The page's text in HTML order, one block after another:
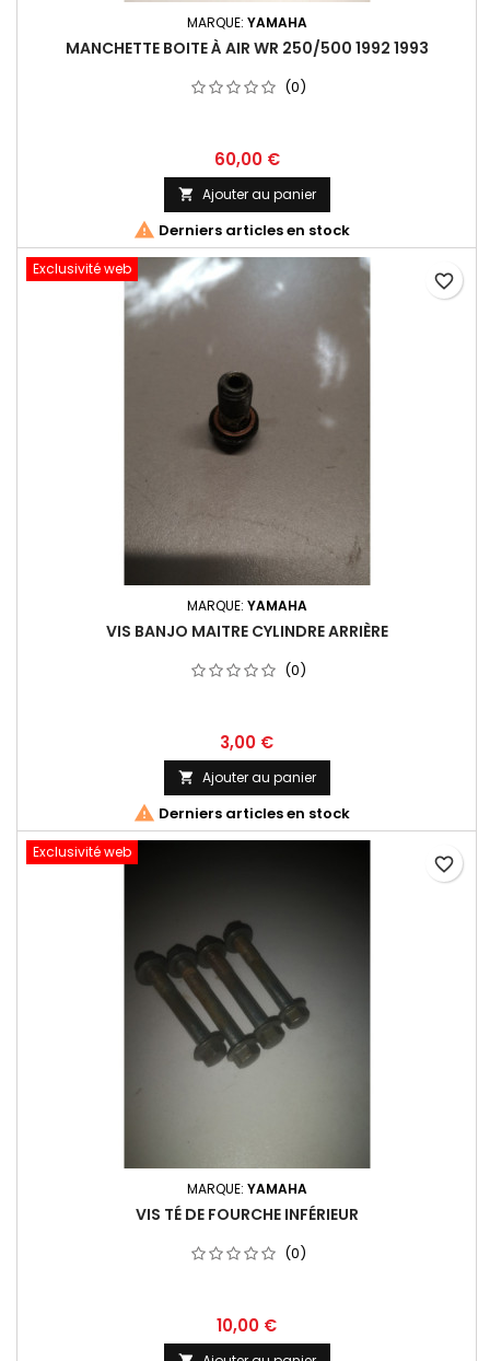
MARQUE: YAMAHA
MANCHETTE BOITE À AIR WR 250/500 1992 1993
(0)
60,00 €
 Ajouter au panier
 Derniers articles en stock
Exclusivité web
MARQUE: YAMAHA
VIS BANJO MAITRE CYLINDRE ARRIÈRE
(0)
3,00 €
 Ajouter au panier
 Derniers articles en stock
favorite_border
Exclusivité web
MARQUE: YAMAHA
VIS TÉ DE FOURCHE INFÉRIEUR
(0)
10,00 €
favorite_border